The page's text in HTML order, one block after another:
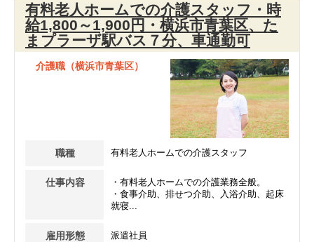
有料老人ホームでの介護スタッフ・時
給1,800～1,900円・横浜市青葉区、た
まプラーザ駅バス７分、車通勤可
介護職（横浜市青葉区）
職種 有料老人ホームでの介護スタッフ
仕事内容
・有料老人ホームでの介護業務全般。
・食事介助、排せつ介助、入浴介助、起床
就寝...
雇用形態 派遣社員